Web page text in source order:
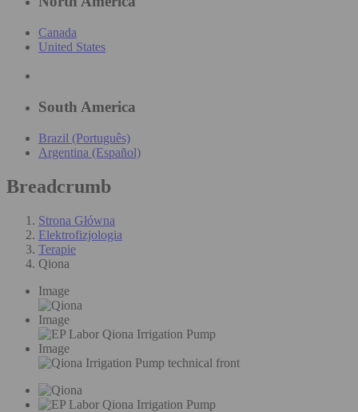
Canada
United States
South America
Brazil (Português)
Argentina (Español)
Breadcrumb
Strona Główna
Elektrofizjologia
Terapie
Qiona
Image
Image
Image